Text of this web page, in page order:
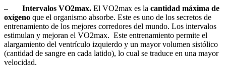
– Intervalos VO2max. El VO2max es la cantidad máxima de
oxígeno que el organismo absorbe. Este es uno de los secretos de
entrenamiento de los mejores corredores del mundo. Los intervalos
estimulan y mejoran el VO2max. Este entrenamiento permite el
alargamiento del ventrículo izquierdo y un mayor volumen sistólico
(cantidad de sangre en cada latido), lo cual se traduce en una mayor
velocidad.